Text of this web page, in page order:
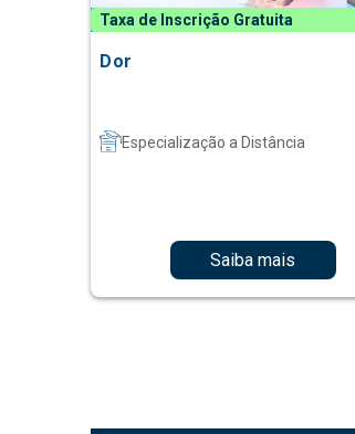
Taxa de Inscrição Gratuita
Dor
Especialização a Distância
Saiba mais